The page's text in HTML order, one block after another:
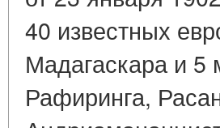
40 известных
Мадагаскара и 5
Рафиринга,